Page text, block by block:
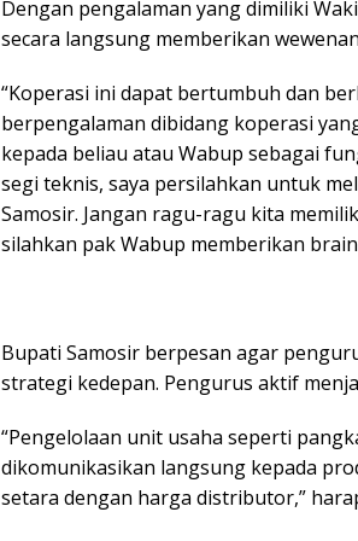
Dengan pengalaman yang dimiliki
secara langsung memberikan
“Koperasi ini dapat bertumbuh dan
berpengalaman dibidang koperasi
kepada beliau atau Wabup sebagai
segi teknis, saya persilahkan untuk
Samosir. Jangan ragu-ragu kita
silahkan pak Wabup memberikan
Bupati Samosir berpesan agar
strategi kedepan. Pengurus aktif
“Pengelolaan unit usaha seperti
dikomunikasikan langsung kepada
setara dengan harga distributor,”